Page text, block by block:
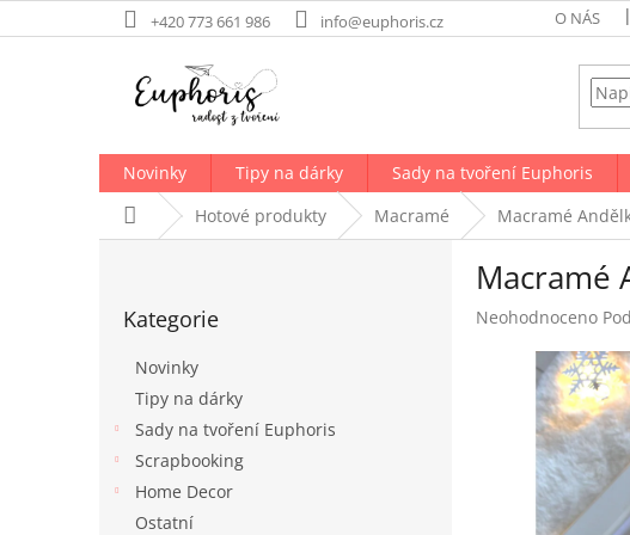
na
+420 773 661 986 info@euphoris.cz O NÁS
Novinky Tipy na dárky Sady na tvoření Euphoris
Domů Hotové produkty Macramé Macramé
kategorie
Kategorie
Novinky
Tipy na dárky
Sady na tvoření Euphoris
Scrapbooking
Home Decor
Ostatní
Macramé
Průměrné
hvězdiček.
Neohodnoceno